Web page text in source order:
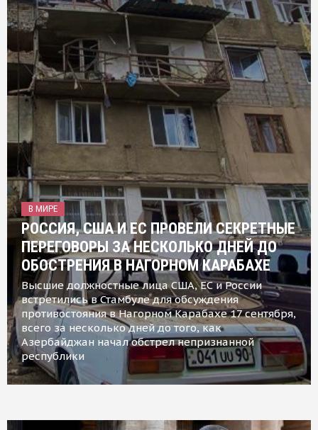
В МИРЕ
РОССИЯ, США И ЕС ПРОВЕЛИ СЕКРЕТНЫЕ
ПЕРЕГОВОРЫ ЗА НЕСКОЛЬКО ДНЕЙ ДО
ОБОСТРЕНИЯ В НАГОРНОМ КАРАБАХЕ
Высшие должностные лица США, ЕС и России
встретились в Стамбуле для обсуждения
противостояния в Нагорном Карабахе 17 сентября,
всего за несколько дней до того, как
Азербайджан начал обстрел непризнанной
республики